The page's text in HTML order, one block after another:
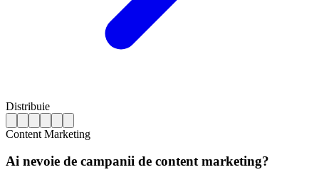
Distribuie
Content Marketing
Ai nevoie de campanii de content marketing?